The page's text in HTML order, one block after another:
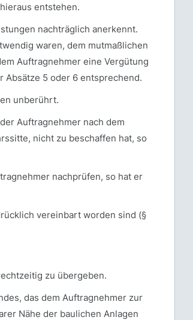
entstehen.
nachträglich anerkennt.
waren, dem mutmaßlichen
Auftragnehmer eine Vergütung
5 oder 6 entsprechend.
unberührt.
Auftragnehmer nach dem
nicht zu beschaffen hat, so
nachprüfen, so hat er
vereinbart worden sind (§
zu übergeben.
das dem Auftragnehmer zur
Nähe der baulichen Anlagen